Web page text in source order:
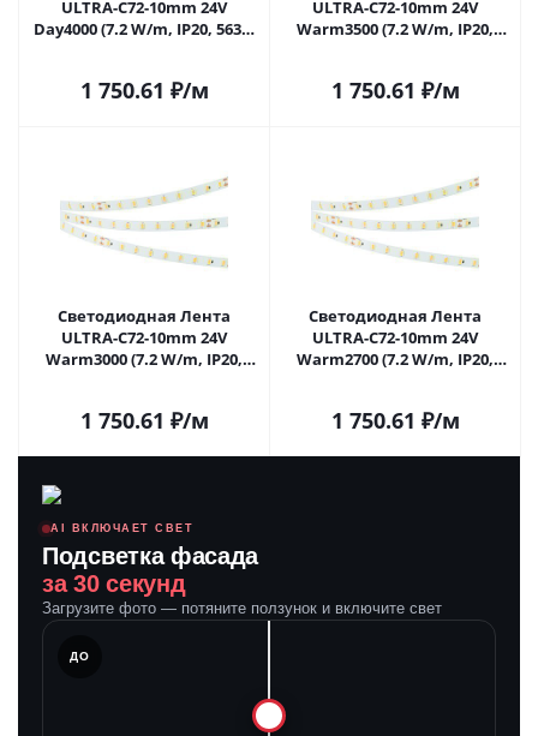
ULTRA-C72-10mm 24V
Day4000 (7.2 W/m, IP20, 5630,
1 750.61 ₽/м
ULTRA-C72-10mm 24V
Warm3500 (7.2 W/m, IP20,
в Самаре
1 750.61 ₽/м
Светодиодная Лента
ULTRA-C72-10mm 24V
Warm3000 (7.2 W/m, IP20,
в Самаре
1 750.61 ₽/м
Светодиодная Лента
ULTRA-C72-10mm 24V
Warm2700 (7.2 W/m, IP20,
в Самаре
1 750.61 ₽/м
AI ВКЛЮЧАЕТ СВЕТ
Подсветка фасада
за 30 секунд
Загрузите фото — потяните ползунок и включите свет
ДО